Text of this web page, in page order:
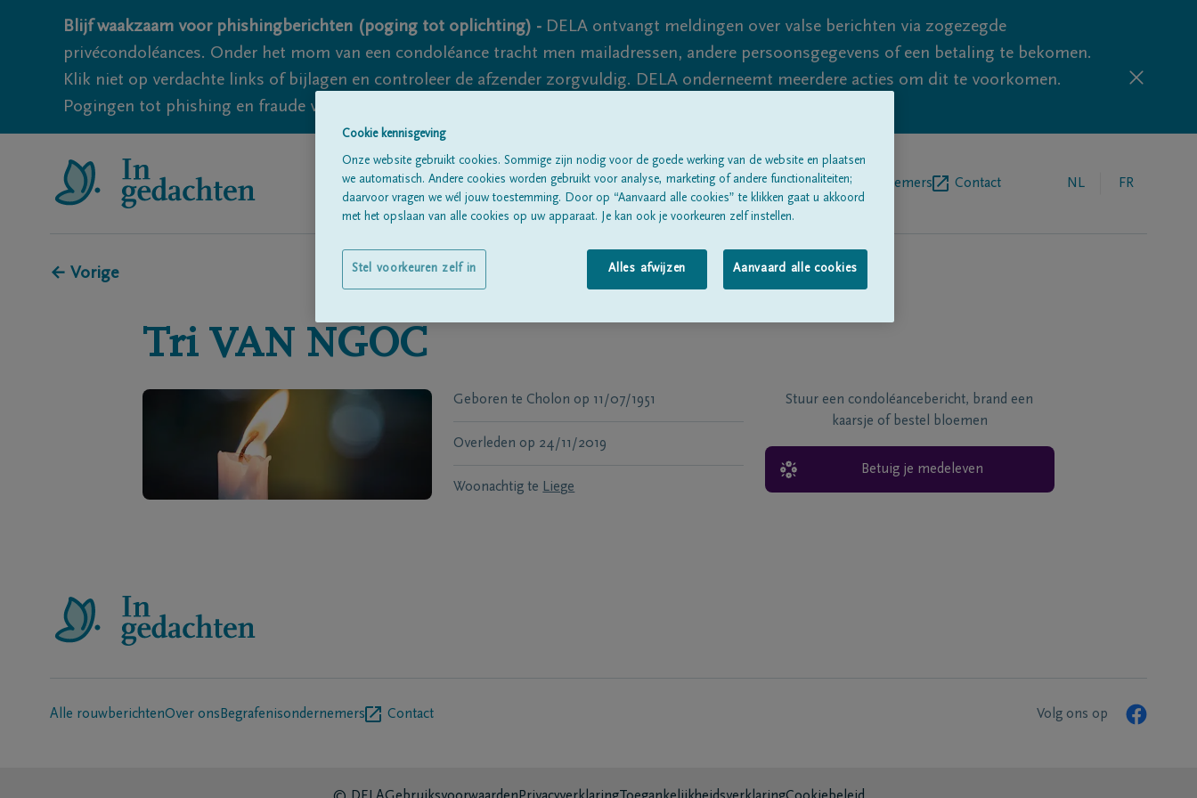
Blijf waakzaam voor phishingberichten (poging tot oplichting) - DELA ontvangt meldingen over valse berichten via zogezegde
privécondoléances. Onder het mom van een condoléance tracht men mailadressen, andere persoonsgegevens of een betaling te bekomen.
Klik niet op verdachte links of bijlagen en controleer de afzender zorgvuldig. DELA onderneemt meerdere acties om dit te voorkomen.
Pogingen tot phishing en fraude vallen echter nooit volledig uit te sluiten, dus blijf waakzaam.
Alle rouwberichten Over onsBegrafenisondernemers Contact NL FR
← Vorige
Tri VAN NGOC
Geboren te Cholon op 11/07/1951
Overleden op 24/11/2019
Woonachtig te Liege
Stuur een condoléancebericht, brand een
kaarsje of bestel bloemen
Betuig je medeleven
Alle rouwberichtenOver ons Begrafenisondernemers Contact Volg ons op
Cookie kennisgeving
Onze website gebruikt cookies. Sommige zijn nodig voor de goede werking van de website en plaatsen
we automatisch. Andere cookies worden gebruikt voor analyse, marketing of andere functionaliteiten;
daarvoor vragen we wél jouw toestemming. Door op “Aanvaard alle cookies” te klikken gaat u akkoord
met het opslaan van alle cookies op uw apparaat. Je kan ook je voorkeuren zelf instellen.
Alles afwijzen Aanvaard alle cookies
Stel voorkeuren zelf in